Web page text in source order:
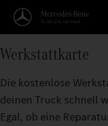
Werkstattkarte
Die kostenlose
deinen Truck schnell
Egal, ob eine